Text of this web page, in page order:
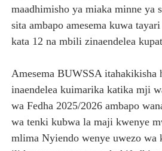
maadhimisho ya miaka minne ya
sita ambapo amesema kuwa
kata 12 na mbili zinaendelea
Amesema BUWSSA itahakikisha
inaendelea kuimarika katika mji
wa Fedha 2025/2026 ambapo
wa tenki kubwa la maji kwenye
mlima Nyiendo wenye uwezo wa